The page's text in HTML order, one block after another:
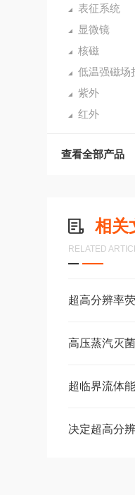
表征系统
显微镜
核磁
低温强磁场
紫外
红外
查看全部产品
相关
RELATED
超临界流体